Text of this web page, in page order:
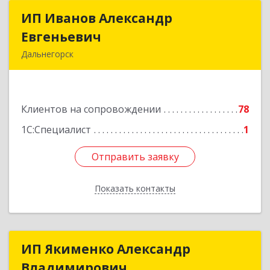
ИП Иванов Александр
Евгеньевич
Дальнегорск
Клиентов на сопровождении
78
1С:Специалист
1
Отправить заявку
Показать контакты
ИП Иванов Александр
Подробнее
Отправить заявку
Назад
ИП Якименко Александр
ИП Якименко Александр